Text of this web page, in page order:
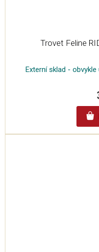
Trovet Feline
Externí sklad -